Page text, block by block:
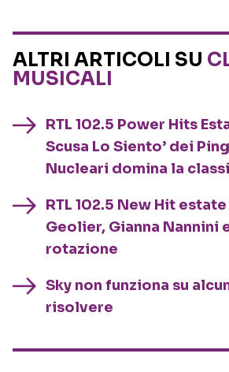
ALTRI ARTICOLI SU
MUSICALI
RTL 102.5 Power Hits
Scusa Lo Siento’ dei
Nucleari domina la
RTL 102.5 New Hit
Geolier, Gianna Nannini
rotazione
Sky non funziona su
risolvere